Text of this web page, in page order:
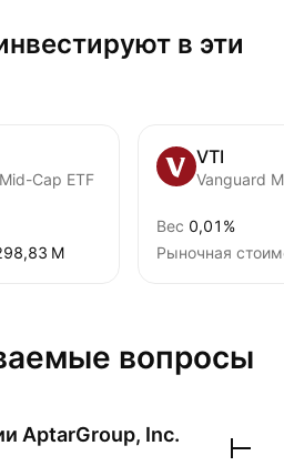
в эти
Cap ETF
M‬
VTI
Вес 0,01%
Рыночная
вопросы
AptarGroup, Inc.